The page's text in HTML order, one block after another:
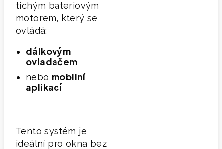
tichým bateriovým
motorem, který se
ovládá:
dálkovým
ovladačem
nebo mobilní
aplikací
Tento systém je
ideální pro okna bez